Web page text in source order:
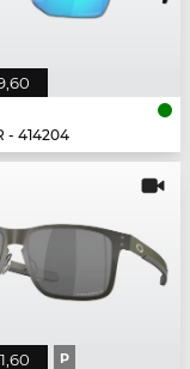
- 414204
P